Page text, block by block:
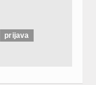
prijava